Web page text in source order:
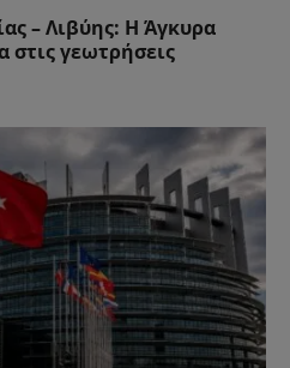
– Λιβύης: Η Άγκυρα
γεωτρήσεις